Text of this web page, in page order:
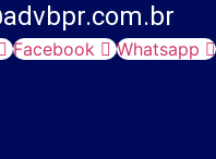
Facebook Whatsapp